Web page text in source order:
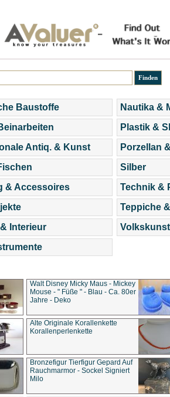
Baustoffe
Antiq. & Kunst
& Accessoires
Interieur
Nautika &
Plastik &
Porzellan
Silber
Technik &
Teppiche
Volkskunst
Walt Disney Micky Maus - Mickey
Mouse - " Füße " - Blau - Ca. 80er
Jahre - Deko
Alte Originale Korallenkette
Korallenperlenkette
Bronzefigur Tierfigur Gepard Auf
Rauchmarmor - Sockel Signiert
Milo